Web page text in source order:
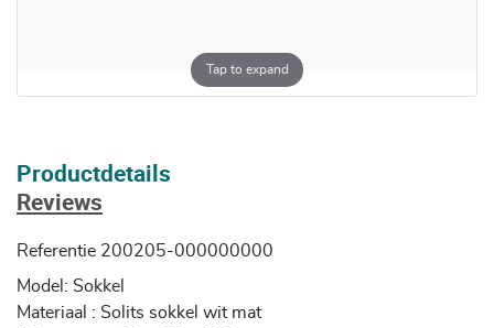
Tap to expand
Productdetails
Reviews
Referentie 200205-000000000
Model: Sokkel
Materiaal : Solits sokkel wit mat